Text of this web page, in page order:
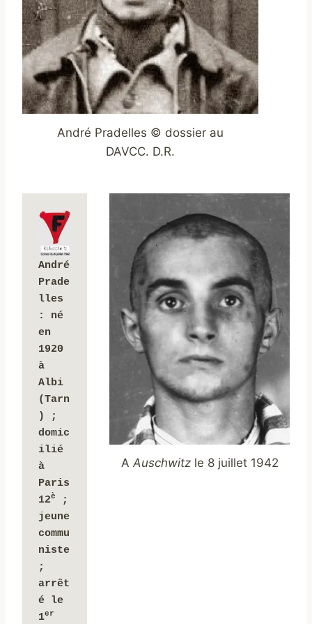
André Pradelles © dossier au
DAVCC. D.R.
A Auschwitzle 8 juillet 1942
André
Prade
lles
: né
en
1920
à
Albi
(Tarn
) ;
domic
ilié
à
Paris
12è
;
jeune
commu
niste
arrêt
é le
1er